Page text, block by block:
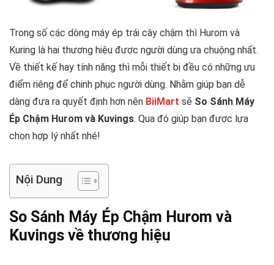
Trong số các dòng máy ép trái cây chậm thì Hurom và
Kuring là hai thương hiệu được người dùng ưa chuộng nhất.
Về thiết kế hay tính năng thì mỗi thiết bị đều có những ưu
điểm riêng để chinh phục người dùng. Nhằm giúp bạn dễ
dàng đưa ra quyết định hơn nên BiiMart sẽ So Sánh Máy
Ép Chậm Hurom và Kuvings. Qua đó giúp bạn được lựa
chọn hợp lý nhất nhé!
Nội Dung
So Sánh Máy Ép Chậm Hurom và
Kuvings về thương hiệu